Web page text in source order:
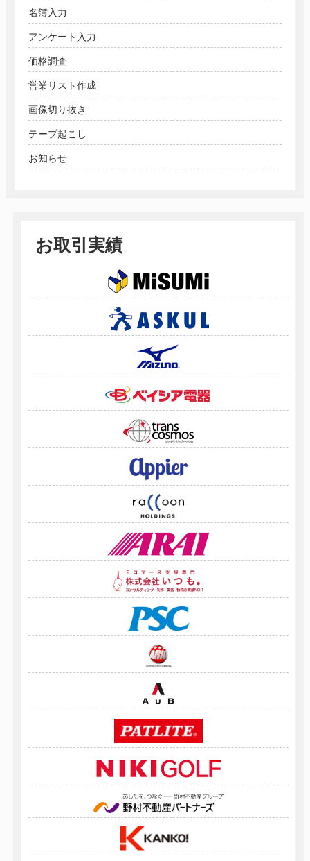
名簿入力
アンケート入力
価格調査
営業リスト作成
画像切り抜き
テープ起こし
お知らせ
お取引実績